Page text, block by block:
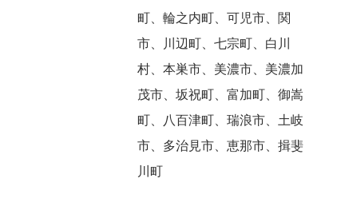
町、輪之内町、可児市、関
市、川辺町、七宗町、白川
村、本巣市、美濃市、美濃加
茂市、坂祝町、富加町、御嵩
町、八百津町、瑞浪市、土岐
市、多治見市、恵那市、揖斐
川町